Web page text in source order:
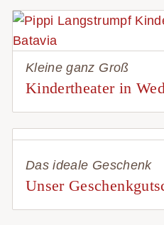
Kleine ganz Groß
Kindertheater in
Das ideale Geschenk
Unser